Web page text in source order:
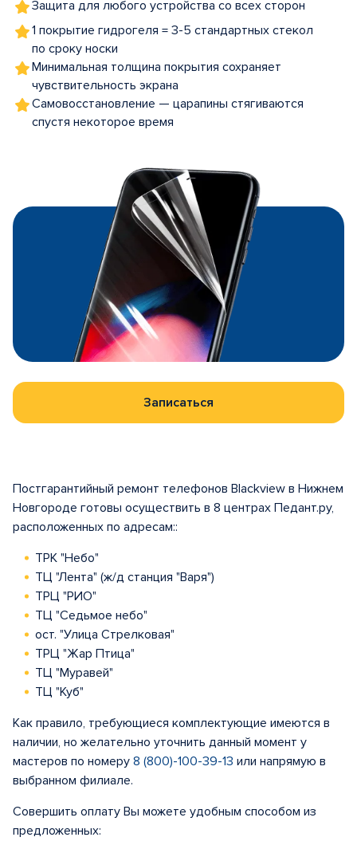
Защита для любого устройства со всех сторон
1 покрытие гидрогеля = 3-5 стандартных стекол
по сроку носки
Минимальная толщина покрытия сохраняет
чувствительность экрана
Самовосстановление — царапины стягиваются
спустя некоторое время
Записаться
Постгарантийный ремонт телефонов Blackview в Нижнем
Новгороде готовы осуществить в 8 центрах Педант.ру,
расположенных по адресам::
ТРК "Небо"
ТЦ "Лента" (ж/д станция "Варя")
ТРЦ "РИО"
ТЦ "Седьмое небо"
ост. "Улица Стрелковая"
ТРЦ "Жар Птица"
ТЦ "Муравей"
ТЦ "Куб"
Как правило, требующиеся комплектующие имеются в
наличии, но желательно уточнить данный момент у
мастеров по номеру 8 (800)-100-39-13 или напрямую в
выбранном филиале.
Совершить оплату Вы можете удобным способом из
предложенных: